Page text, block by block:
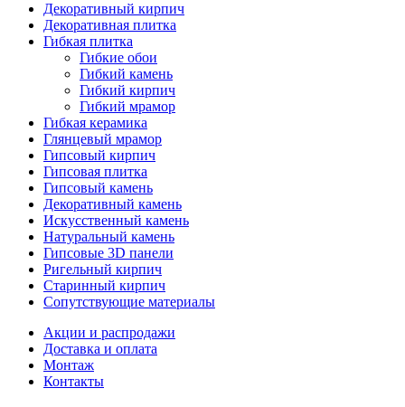
Декоративный кирпич
Декоративная плитка
Гибкая плитка
Гибкие обои
Гибкий камень
Гибкий кирпич
Гибкий мрамор
Гибкая керамика
Глянцевый мрамор
Гипсовый кирпич
Гипсовая плитка
Гипсовый камень
Декоративный камень
Искусственный камень
Натуральный камень
Гипсовые 3D панели
Ригельный кирпич
Старинный кирпич
Сопутствующие материалы
Акции и распродажи
Доставка и оплата
Монтаж
Контакты